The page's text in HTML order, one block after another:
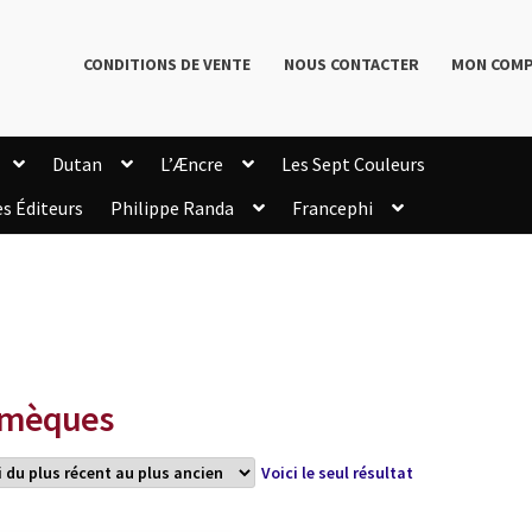
CONDITIONS DE VENTE NOUS CONTACTER MON
Dutan L’Æncre
Les Sept Couleurs
Éditeurs Philippe Randa
Francephi
Voici le seul résultat